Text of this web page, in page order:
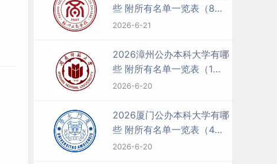
些 附所有名单一览表（8
所）
2026-6-21
2026漳州公办本科大学有哪
些 附所有名单一览表（1
所）
2026-6-20
2026厦门公办本科大学有哪
些 附所有名单一览表（4
所）
2026-6-20